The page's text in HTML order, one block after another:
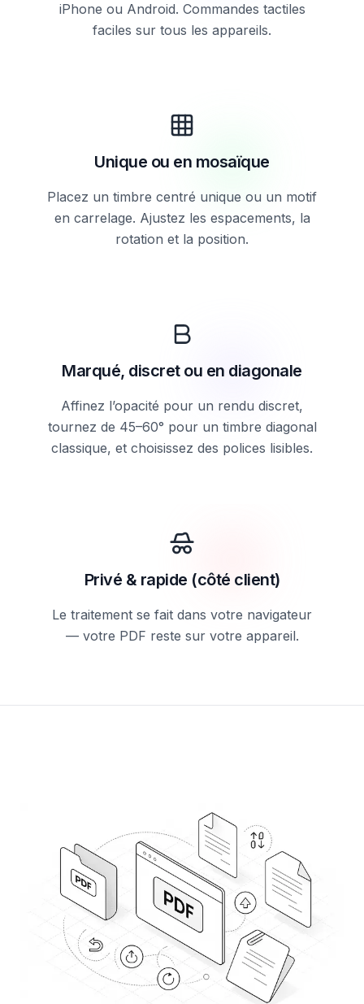
iPhone ou Android. Commandes tactiles
faciles sur tous les appareils.
Unique ou en mosaïque
Placez un timbre centré unique ou un motif
en carrelage. Ajustez les espacements, la
rotation et la position.
Marqué, discret ou en diagonale
Affinez l’opacité pour un rendu discret,
tournez de 45–60° pour un timbre diagonal
classique, et choisissez des polices lisibles.
Privé & rapide (côté client)
Le traitement se fait dans votre navigateur
— votre PDF reste sur votre appareil.